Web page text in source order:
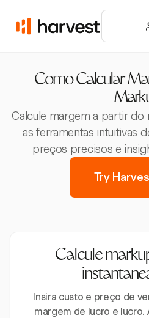
Como Calcular
Calcule margem a partir
as ferramentas intuitivas
preços precisos e
Try
Calcule
Insira custo e preço de
margem de lucro e